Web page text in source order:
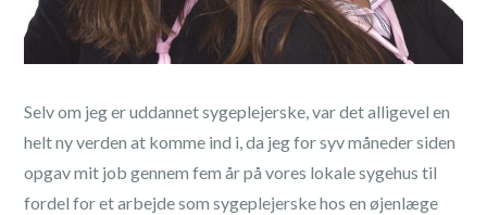
Selv om jeg er uddannet sygeplejerske, var det alligevel en
helt ny verden at komme ind i, da jeg for syv måneder siden
opgav mit job gennem fem år på vores lokale sygehus til
fordel for et arbejde som sygeplejerske hos en øjenlæge